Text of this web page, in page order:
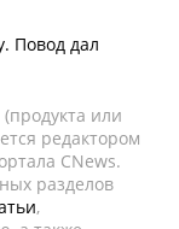
Повод дал
или
редактором
CNews.
разделов
,